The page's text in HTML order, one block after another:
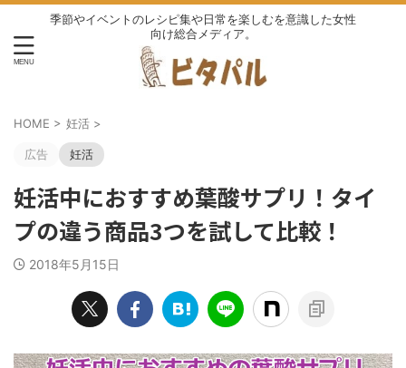
季節やイベントのレシピ集や日常を楽しむを意識した女性
向け総合メディア。
HOME > 妊活 >
広告 妊活
妊活中におすすめ葉酸サプリ！タイ
プの違う商品3つを試して比較！
2018年5月15日